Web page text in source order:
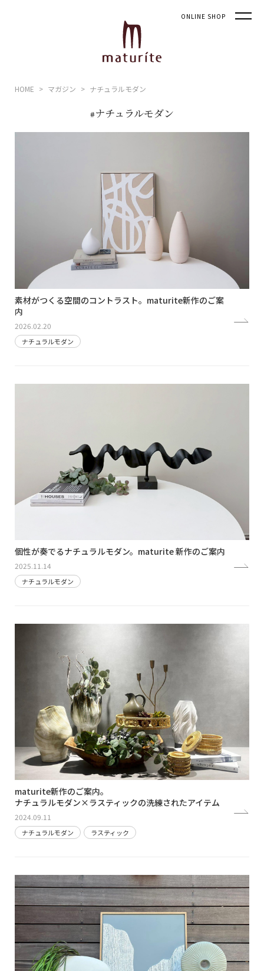
ONLINE SHOP
HOME マガジン ナチュラルモダン
#ナチュラルモダン
素材がつくる空間のコントラスト。maturite新作のご案
内
2026.02.20
ナチュラルモダン
個性が奏でるナチュラルモダン。maturite 新作のご案内
2025.11.14
ナチュラルモダン
maturite新作のご案内。
ナチュラルモダン×ラスティックの洗練されたアイテム
2024.09.11
ナチュラルモダン ラスティック